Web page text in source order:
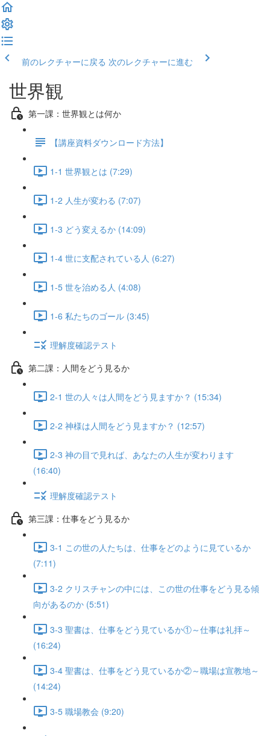
前のレクチャーに戻る 次のレクチャーに進む
世界観
第一課：世界観とは何か
【講座資料ダウンロード方法】
1-1 世界観とは (7:29)
1-2 人生が変わる (7:07)
1-3 どう変えるか (14:09)
1-4 世に支配されている人 (6:27)
1-5 世を治める人 (4:08)
1-6 私たちのゴール (3:45)
理解度確認テスト
第二課：人間をどう見るか
2-1 世の人々は人間をどう見ますか？ (15:34)
2-2 神様は人間をどう見ますか？ (12:57)
2-3 神の目で見れば、あなたの人生が変わります
(16:40)
理解度確認テスト
第三課：仕事をどう見るか
3-1 この世の人たちは、仕事をどのように見ているか
(7:11)
3-2 クリスチャンの中には、この世の仕事をどう見る傾
向があるのか (5:51)
3-3 聖書は、仕事をどう見ているか①～仕事は礼拝～
(16:24)
3-4 聖書は、仕事をどう見ているか②～職場は宣教地～
(14:24)
3-5 職場教会 (9:20)